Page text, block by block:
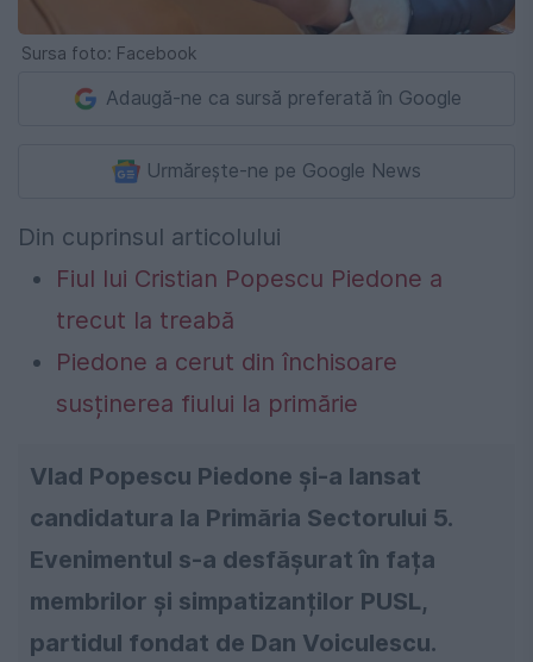
Sursa foto: Facebook
Adaugă-ne ca sursă preferată în Google
Urmărește-ne pe Google News
Din cuprinsul articolului
Fiul lui Cristian Popescu Piedone a
trecut la treabă
Piedone a cerut din închisoare
susținerea fiului la primărie
Vlad Popescu Piedone și-a lansat
candidatura la Primăria Sectorului 5.
Evenimentul s-a desfășurat în fața
membrilor și simpatizanților PUSL,
partidul fondat de Dan Voiculescu.